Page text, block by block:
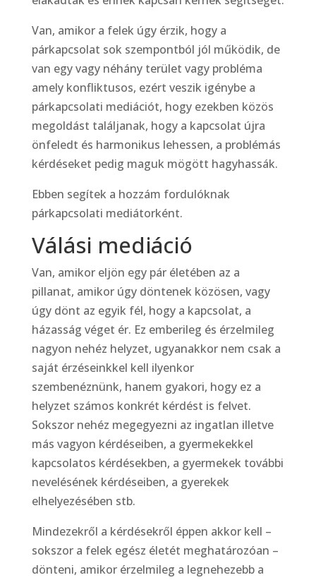
Van, amikor a felek úgy érzik, hogy a
párkapcsolat sok szempontból jól működik, de
van egy vagy néhány terület vagy probléma
amely konfliktusos, ezért veszik igénybe a
párkapcsolati mediációt, hogy ezekben közös
megoldást találjanak, hogy a kapcsolat újra
önfeledt és harmonikus lehessen, a problémás
kérdéseket pedig maguk mögött hagyhassák.
Ebben segítek a hozzám fordulóknak
párkapcsolati mediátorként.
Válási mediáció
Van, amikor eljön egy pár életében az a
pillanat, amikor úgy döntenek közösen, vagy
úgy dönt az egyik fél, hogy a kapcsolat, a
házasság véget ér. Ez emberileg és érzelmileg
nagyon nehéz helyzet, ugyanakkor nem csak a
saját érzéseinkkel kell ilyenkor
szembenéznünk, hanem gyakori, hogy ez a
helyzet számos konkrét kérdést is felvet.
Sokszor nehéz megegyezni az ingatlan illetve
más vagyon kérdéseiben, a gyermekekkel
kapcsolatos kérdésekben, a gyermekek további
nevelésének kérdéseiben, a gyerekek
elhelyezésében stb.
Mindezekről a kérdésekről éppen akkor kell –
sokszor a felek egész életét meghatározóan –
dönteni, amikor érzelmileg a legnehezebb a